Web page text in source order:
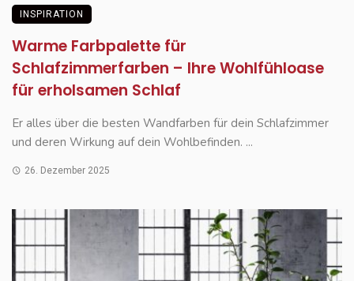
INSPIRATION
Warme Farbpalette für
Schlafzimmerfarben – Ihre Wohlfühloase
für erholsamen Schlaf
Er alles über die besten Wandfarben für dein Schlafzimmer
und deren Wirkung auf dein Wohlbefinden. ...
26. Dezember 2025